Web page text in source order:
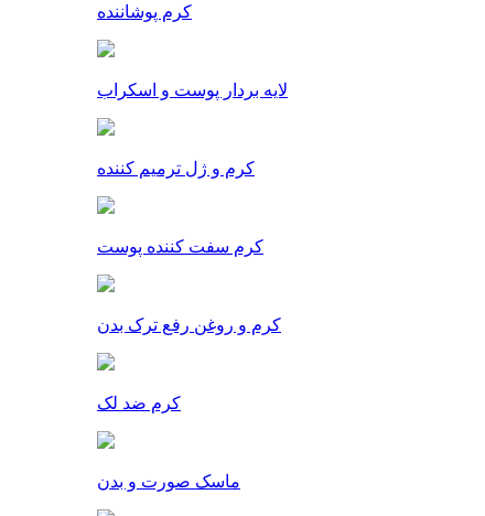
کرم پوشاننده
لایه بردار پوست و اسکراب
کرم و ژل ترمیم کننده
کرم سفت کننده پوست
کرم و روغن رفع ترک بدن
کرم ضد لک
ماسک صورت و بدن